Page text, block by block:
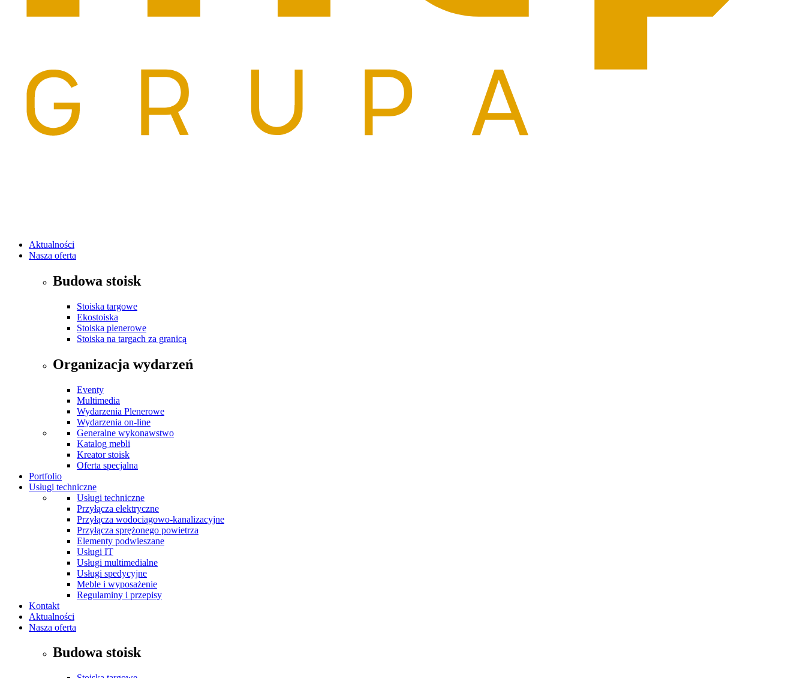
Aktualności
Nasza oferta
Budowa stoisk
Stoiska targowe
Ekostoiska
Stoiska plenerowe
Stoiska na targach za granicą
Organizacja wydarzeń
Eventy
Multimedia
Wydarzenia Plenerowe
Wydarzenia on-line
Generalne wykonawstwo
Katalog mebli
Kreator stoisk
Oferta specjalna
Portfolio
Usługi techniczne
Usługi techniczne
Przyłącza elektryczne
Przyłącza wodociągowo-kanalizacyjne
Przyłącza sprężonego powietrza
Elementy podwieszane
Usługi IT
Usługi multimedialne
Usługi spedycyjne
Meble i wyposażenie
Regulaminy i przepisy
Kontakt
Aktualności
Nasza oferta
Budowa stoisk